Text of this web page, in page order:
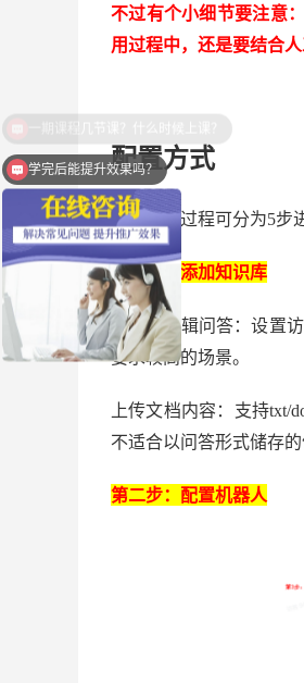
不过有个小细节要注意
用过程中，还是要结合
配置方式
整个配置过程可分为5步
第一步：添加知识库
自定义编辑问答：设置
要求较高的场景。
上传文档内容：支持txt/
不适合以问答形式储存
第二步：配置机器人
学完后能提升效果吗？